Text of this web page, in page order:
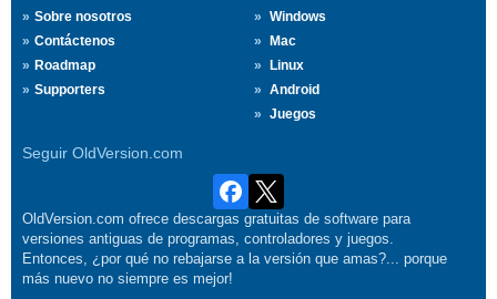
Sobre nosotros
Contáctenos
Roadmap
Supporters
Windows
Mac
Linux
Android
Juegos
Seguir OldVersion.com
OldVersion.com ofrece descargas gratuitas de software para
versiones antiguas de programas, controladores y juegos.
Entonces, ¿por qué no rebajarse a la versión que amas?... porque
más nuevo no siempre es mejor!